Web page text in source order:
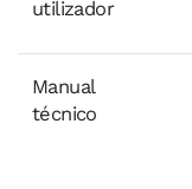
utilizador
Manual
técnico